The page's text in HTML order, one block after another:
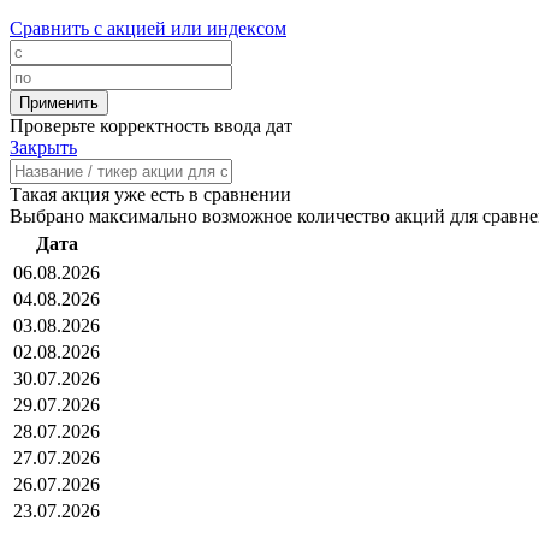
Сравнить с акцией или индексом
Проверьте корректность ввода дат
Закрыть
Такая акция уже есть в сравнении
Выбрано максимально возможное количество акций для
Дата
06.08.2026
04.08.2026
03.08.2026
02.08.2026
30.07.2026
29.07.2026
28.07.2026
27.07.2026
26.07.2026
23.07.2026